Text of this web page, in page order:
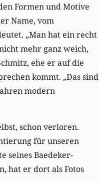
Formen und Motive
Name, vom
„Man hat ein recht
mehr ganz weich,
ehe er auf die
kommt. „Das sind
modern
schon verloren.
für unseren
seines Baedeker-
hat er dort als Fotos